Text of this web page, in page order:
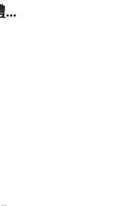
更多推薦Bloom & Grace 永生花禮花藝店